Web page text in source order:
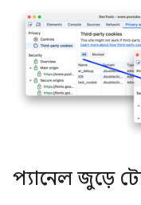
প্যানেল জুড়ে